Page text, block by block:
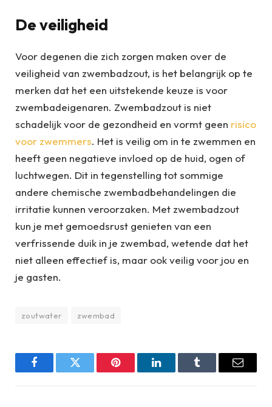
De veiligheid
Voor degenen die zich zorgen maken over de
veiligheid van zwembadzout, is het belangrijk op te
merken dat het een uitstekende keuze is voor
zwembadeigenaren. Zwembadzout is niet
schadelijk voor de gezondheid en vormt geen risico
voor zwemmers. Het is veilig om in te zwemmen en
heeft geen negatieve invloed op de huid, ogen of
luchtwegen. Dit in tegenstelling tot sommige
andere chemische zwembadbehandelingen die
irritatie kunnen veroorzaken. Met zwembadzout
kun je met gemoedsrust genieten van een
verfrissende duik in je zwembad, wetende dat het
niet alleen effectief is, maar ook veilig voor jou en
je gasten.
zoutwater zwembad
FacebookTwitter Pinterest LinkedInTumblr Email